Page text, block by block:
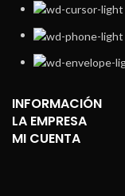
INFORMACIÓN
LA EMPRESA
MI CUENTA